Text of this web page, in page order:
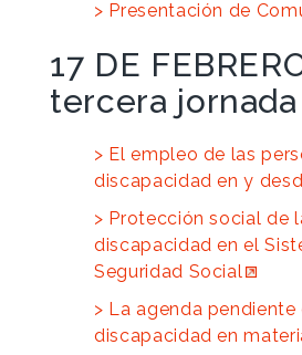
Presentación de
17 DE
tercera
El empleo de las
discapacidad en y
Protección social de
discapacidad en el
Seguridad Social
La agenda pendiente
discapacidad en